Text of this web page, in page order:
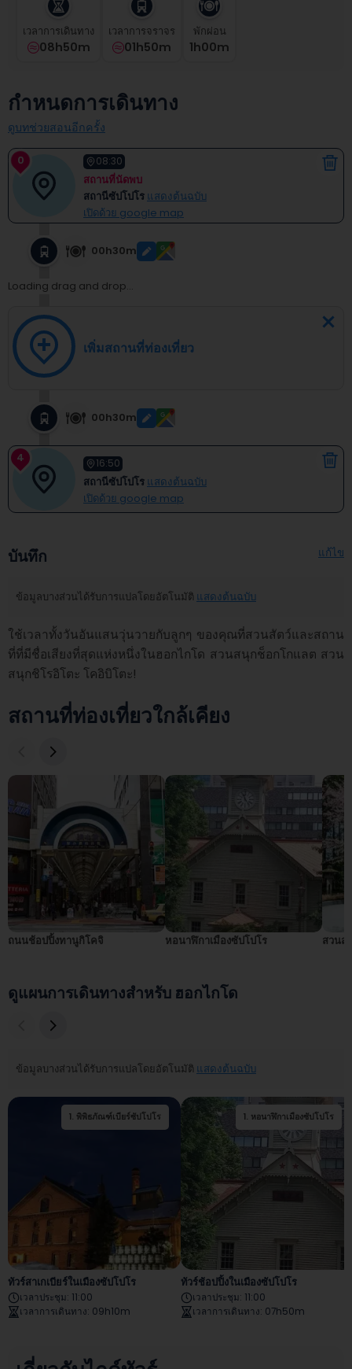
the
question
to
get
the
shortcuts
for
changing
dates.
เวลาการเดินทาง
08h50m
เวลาการจราจร
01h50m
พักผ่อน
1H00M
กำหนดการเดินทาง
ดูบทช่วยสอนอีกครั้ง
0 08:30
สถานที่นัดพบ
สถานีซัปโปโร แสดงต้นฉบับ
เปิดด้วย google map
00h30m
Loading drag and drop...
เพิ่มสถานที่ท่องเที่ยว
00h30m
4 16:50
สถานีซัปโปโร แสดงต้นฉบับ
เปิดด้วย google map
บันทึก แก้ไข
ข้อมูลบางส่วนได้รับการแปลโดยอัตโนมัติ แสดงต้นฉบับ
ใช้เวลาทั้งวันอันแสนวุ่นวายกับลูกๆ ของคุณที่สวนสัตว์และสถาน
ที่ที่มีชื่อเสียงที่สุดแห่งหนึ่งในฮอกไกโด สวนสนุกช็อกโกแลต สวน
สนุกชิโรอิโตะ โคอิบิโตะ!
สถานที่ท่องเที่ยวใกล้เคียง
ถนนช้อปปิ้งทานูกิโคจิ หอนาฬิกาเมืองซัปโปโร สวนส
ดูแผนการเดินทางสำหรับ ฮอกไกโด
ข้อมูลบางส่วนได้รับการแปลโดยอัตโนมัติ แสดงต้นฉบับ
1. พิพิธภัณฑ์เบียร์ซัปโปโร 2. หอชมวิว JR Tower
ทัวร์สาเกเบียร์ในเมืองซัปโปโร
เวลาประชุม: 11:00
เวลาการเดินทาง: 09h10m
1. หอนาฬิกาเมืองซัปโปโร
ทัวร์ช้อปปิ้งในเมืองซัปโปโร
เวลาประชุม: 11:00
เวลาการเดินทาง: 07h50m